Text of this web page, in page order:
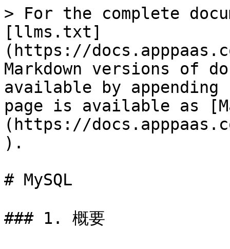
> For the complete
[llms.txt]
(https://
Markdown versions of
available by
page is available as
(https://
).
# MySQL
### 1. 概要